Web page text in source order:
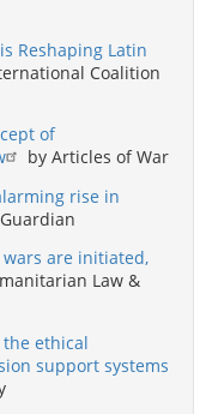
Reshaping Latin
Coalition
of
by Articles of War
rise in
are initiated,
Law &
ethical
support systems